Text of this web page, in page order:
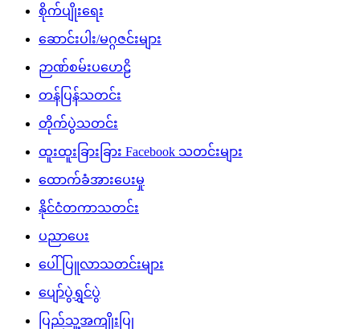
တန်ပြန်သတင်း
တိုက်ပွဲသတင်း
ထူးထူးခြားခြား Facebook သတင်းများ
ထောက်ခံအားပေးမှု
နိုင်ငံတကာသတင်း
ပညာပေး
ပေါ်ပြူလာသတင်းများ
ပျော်ပွဲရွှင်ပွဲ
ပြည်သူ့အကျိုးပြု
ဖျော်ဖြေရေး
မူလစာမျက်နှာ
မွေးနေ့ဆုတောင်းများ